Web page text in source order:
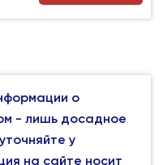
о
- лишь досадное
у
на сайте носит